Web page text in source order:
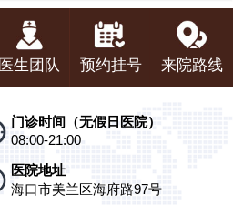
医生团队 预约挂号 来院路线
门诊时间（无假日医院）
08:00-21:00
医院地址
海口市美兰区海府路97号